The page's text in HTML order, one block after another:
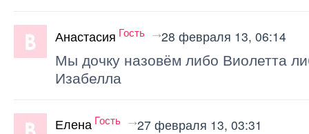
Анастасия Гость 28 февраля 13, 06:14
Мы дочку назовём либо Виолетта
Изабелла
Елена Гость 27 февраля 13, 03:31